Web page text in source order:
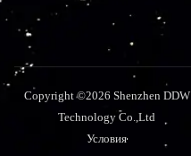
Copyright ©2026 Shenzhen DDW
Technology Co.,Ltd
Условия